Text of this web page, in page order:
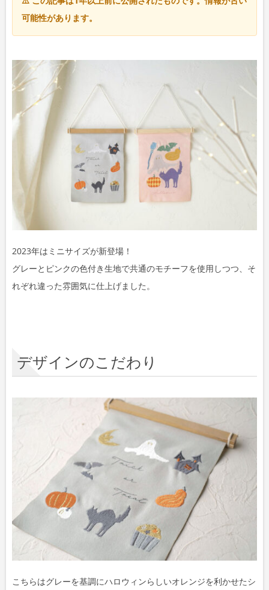
可能性があります。
2023年はミニサイズが新登場！
グレーとピンクの色付き生地で共通のモチーフを使用しつつ、そ
れぞれ違った雰囲気に仕上げました。
デザインのこだわり
こちらはグレーを基調にハロウィンらしいオレンジを利かせたシ